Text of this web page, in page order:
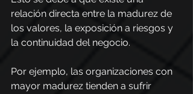
relación directa entre la madurez de
los valores, la exposición a riesgos y
la continuidad del negocio.
Por ejemplo, las organizaciones con
mayor madurez tienden a sufrir